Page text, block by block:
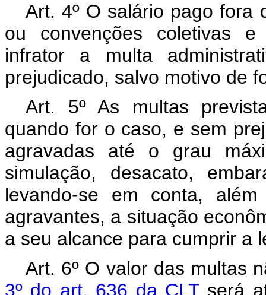
Art. 4º O salário pago fora
ou convenções coletivas
infrator a multa
prejudicado, salvo motivo de
Art. 5º As multas
quando for o caso, e sem
agravadas até o grau
simulação, desacato,
levando-se em conta,
agravantes, a situação
a seu alcance para cumprir a
Art. 6º O valor das multas
3º do art. 636 da CLT será